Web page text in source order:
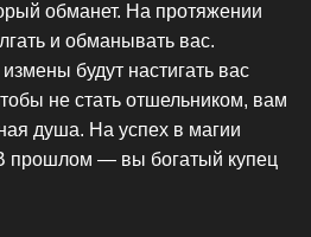
обманет. На протяжении
и обманывать вас.
будут настигать вас
не стать отшельником, вам
душа. На успех в магии
прошлом — вы богатый купец